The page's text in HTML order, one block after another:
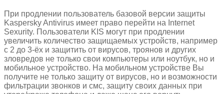
При продлении пользователь базовой версии защиты
Kaspersky Antivirus имеет право перейти на Internet
Sexurity. Пользователи KIS могут при продлении
увеличить количество защищаемых устройств, например
с 2 до 3-ёх и защитить от вирусов, троянов и других
зловредов не только свои компьютеры или ноутбук, но и
мобильное устройство. На мобильном устройстве Вы
получите не только защиту от вирусов, но и возможности
фильтрации звонков и смс, защиту своих данных при